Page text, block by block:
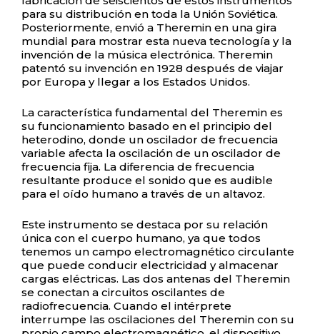
para su distribución en toda la Unión Soviética.
Posteriormente, envió a Theremin en una gira
mundial para mostrar esta nueva tecnología y la
invención de la música electrónica. Theremin
patentó su invención en 1928 después de viajar
por Europa y llegar a los Estados Unidos.
La característica fundamental del Theremin es
su funcionamiento basado en el principio del
heterodino, donde un oscilador de frecuencia
variable afecta la oscilación de un oscilador de
frecuencia fija. La diferencia de frecuencia
resultante produce el sonido que es audible
para el oído humano a través de un altavoz.
Este instrumento se destaca por su relación
única con el cuerpo humano, ya que todos
tenemos un campo electromagnético circulante
que puede conducir electricidad y almacenar
cargas eléctricas. Las dos antenas del Theremin
se conectan a circuitos oscilantes de
radiofrecuencia. Cuando el intérprete
interrumpe las oscilaciones del Theremin con su